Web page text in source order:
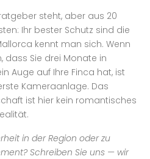
steht, aber aus 20
Ihr bester Schutz sind die
kennt man sich. Wenn
dass Sie drei Monate in
Auge auf Ihre Finca hat, ist
Kameraanlage. Das
ist hier kein romantisches
in der Region oder zu
Schreiben Sie uns — wir